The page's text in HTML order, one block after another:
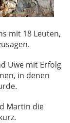
mit 18 Leuten,
Uwe mit Erfolg
in denen
Martin die